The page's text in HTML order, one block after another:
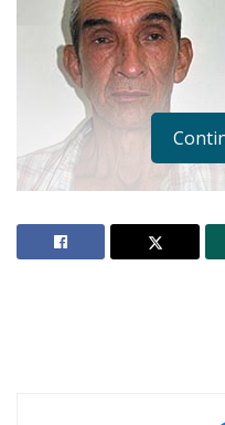
Ahuacatlán celebrá el